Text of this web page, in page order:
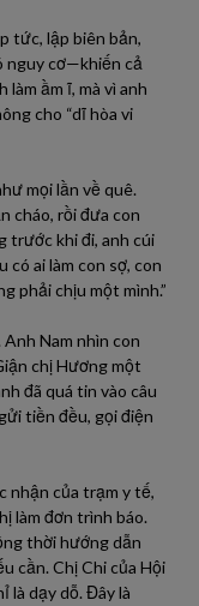
tức, lập biên bản,
nguy cơ—khiến cả
làm ầm ĩ, mà vì anh
cho “dĩ hòa vi
mọi lần về quê.
cháo, rồi đưa con
trước khi đi, anh cúi
có ai làm con sợ, con
phải chịu một mình.”
Nam nhìn con
chị Hương một
đã quá tin vào câu
tiền đều, gọi điện
nhận của trạm y tế,
làm đơn trình báo.
thời hướng dẫn
cần. Chị Chi của Hội
là dạy dỗ. Đây là